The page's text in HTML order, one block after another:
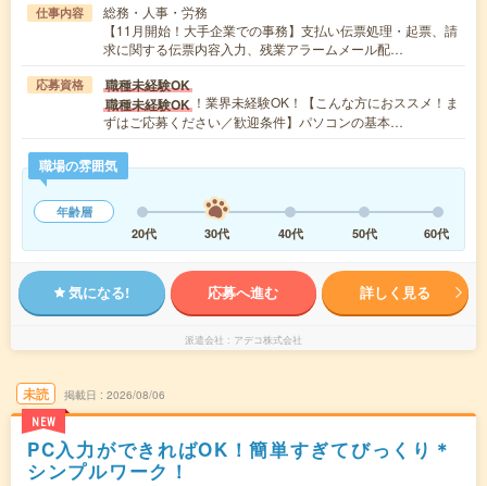
仕事内容
総務・人事・労務
【11月開始！大手企業での事務】支払い伝票処理・起票、請
求に関する伝票内容入力、残業アラームメール配…
応募資格
職種未経験OK
職種未経験OK ！業界未経験OK！【こんな方におススメ！ま
ずはご応募ください／歓迎条件】パソコンの基本…
職場の雰囲気
年齢層
20代
30代 40代 50代 60代
気になる! 応募へ進む 詳しく見る
派遣会社 アデコ株式会社
未読
NEW
掲載日 2026/08/06
PC入力ができればOK！簡単すぎてびっくり＊
シンプルワーク！